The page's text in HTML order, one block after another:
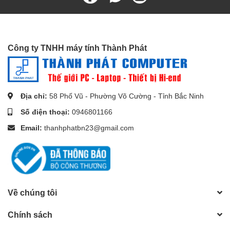
Cáp USB 3.0 cao cấp Ugreen với thiết kế ưu việt tăng độ bền và
dễ dàng tháo và cắm vào cổng USB.
Công ty TNHH máy tính Thành Phát
Địa chỉ: 58 Phố Vũ - Phường Võ Cường - Tỉnh Bắc Ninh
Số điện thoại: 0946801166
Email: thanhphatbn23@gmail.com
Về chúng tôi
Chính sách